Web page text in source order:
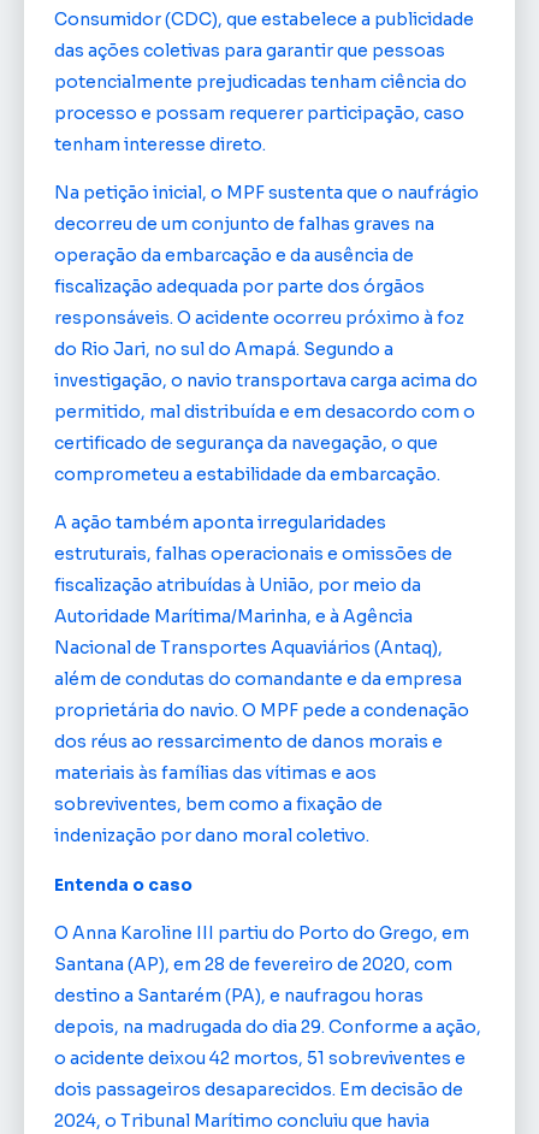
Consumidor (CDC), que estabelece a publicidade
das ações coletivas para garantir que pessoas
potencialmente prejudicadas tenham ciência do
processo e possam requerer participação, caso
tenham interesse direto.
Na petição inicial, o MPF sustenta que o naufrágio
decorreu de um conjunto de falhas graves na
operação da embarcação e da ausência de
fiscalização adequada por parte dos órgãos
responsáveis. O acidente ocorreu próximo à foz
do Rio Jari, no sul do Amapá. Segundo a
investigação, o navio transportava carga acima do
permitido, mal distribuída e em desacordo com o
certificado de segurança da navegação, o que
comprometeu a estabilidade da embarcação.
A ação também aponta irregularidades
estruturais, falhas operacionais e omissões de
fiscalização atribuídas à União, por meio da
Autoridade Marítima/Marinha, e à Agência
Nacional de Transportes Aquaviários (Antaq),
além de condutas do comandante e da empresa
proprietária do navio. O MPF pede a condenação
dos réus ao ressarcimento de danos morais e
materiais às famílias das vítimas e aos
sobreviventes, bem como a fixação de
indenização por dano moral coletivo.
Entenda o caso
O Anna Karoline III partiu do Porto do Grego, em
Santana (AP), em 28 de fevereiro de 2020, com
destino a Santarém (PA), e naufragou horas
depois, na madrugada do dia 29. Conforme a ação,
o acidente deixou 42 mortos, 51 sobreviventes e
dois passageiros desaparecidos. Em decisão de
2024, o Tribunal Marítimo concluiu que havia